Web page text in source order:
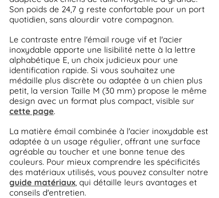
Son poids de 24,7 g reste confortable pour un port
quotidien, sans alourdir votre compagnon.
Le contraste entre l'émail rouge vif et l'acier
inoxydable apporte une lisibilité nette à la lettre
alphabétique E, un choix judicieux pour une
identification rapide. Si vous souhaitez une
médaille plus discrète ou adaptée à un chien plus
petit, la version Taille M (30 mm) propose le même
design avec un format plus compact, visible sur
cette page.
La matière émail combinée à l'acier inoxydable est
adaptée à un usage régulier, offrant une surface
agréable au toucher et une bonne tenue des
couleurs. Pour mieux comprendre les spécificités
des matériaux utilisés, vous pouvez consulter notre
guide matériaux, qui détaille leurs avantages et
conseils d'entretien.